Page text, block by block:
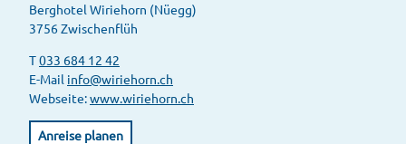
Berghotel Wiriehorn (Nüegg)
3756 Zwischenflüh
T033 684 12 42
E-Mail info@wiriehorn.ch
Webseite:www.wiriehorn.ch
Anreise planen